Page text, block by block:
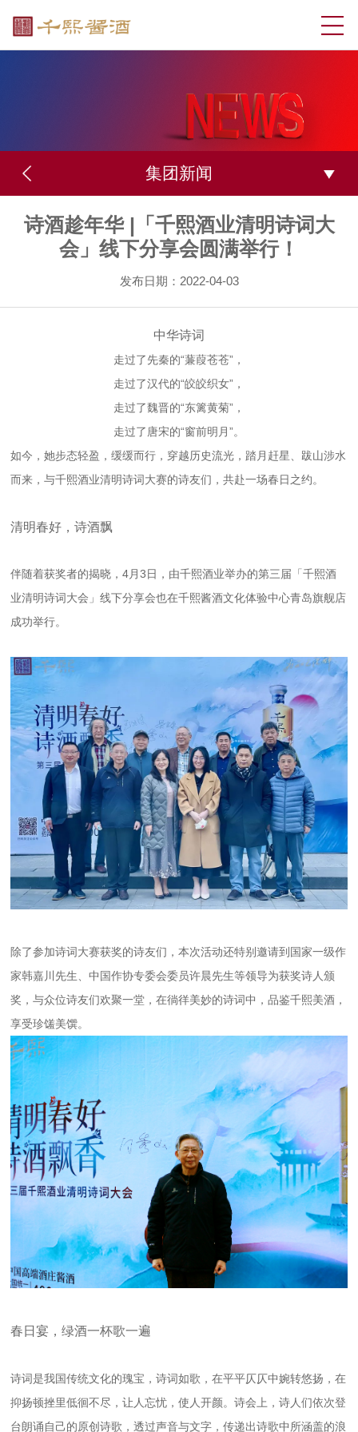
集团新闻
诗酒趁年华 |「千熙酒业清明诗词大
会」线下分享会圆满举行！
发布日期：2022-04-03
中华诗词
走过了先秦的“蒹葭苍苍”，
走过了汉代的“皎皎织女”，
走过了魏晋的“东篱黄菊”，
走过了唐宋的“窗前明月”。
如今，她步态轻盈，缓缓而行，穿越历史流光，踏月赶星、跋山涉水
而来，与千熙酒业清明诗词大赛的诗友们，共赴一场春日之约。
清明春好，诗酒飘
伴随着获奖者的揭晓，4月3日，由千熙酒业举办的第三届「千熙酒
业清明诗词大会」线下分享会也在千熙酱酒文化体验中心青岛旗舰店
成功举行。
除了参加诗词大赛获奖的诗友们，本次活动还特别邀请到国家一级作
家韩嘉川先生、中国作协专委会委员许晨先生等领导为获奖诗人颁
奖，与众位诗友们欢聚一堂，在徜徉美妙的诗词中，品鉴千熙美酒，
享受珍馐美馔。
春日宴，绿酒一杯歌一遍
诗词是我国传统文化的瑰宝，诗词如歌，在平平仄仄中婉转悠扬，在
抑扬顿挫里低徊不尽，让人忘忧，使人开颜。诗会上，诗人们依次登
台朗诵自己的原创诗歌，透过声音与文字，传递出诗歌中所涵盖的浪